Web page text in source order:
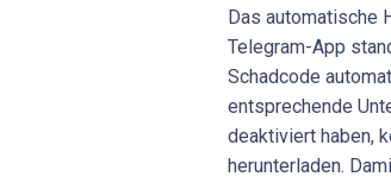
Das automatische
Telegram-App
Schadcode
entsprechende
deaktiviert haben,
herunterladen.